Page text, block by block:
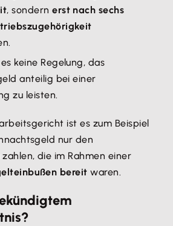
, sondernerst nach sechs
keine Regelung, das
anteilig bei einer
zu leisten.
ist es zum Beispiel
nur den
die im Rahmen einer
bereit waren.